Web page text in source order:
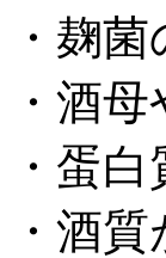
・麹
・酒
・蛋
・酒